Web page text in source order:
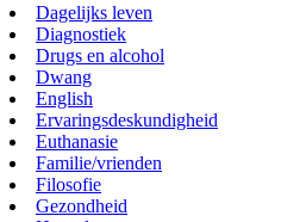
Dagelijks leven
Diagnostiek
Drugs en alcohol
Dwang
English
Ervaringsdeskundigheid
Euthanasie
Familie/vrienden
Filosofie
Gezondheid